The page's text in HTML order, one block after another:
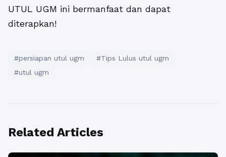
UTUL UGM ini bermanfaat dan dapat
diterapkan!
#persiapan utul ugm
#Tips Lulus utul ugm
#utul ugm
Related Articles